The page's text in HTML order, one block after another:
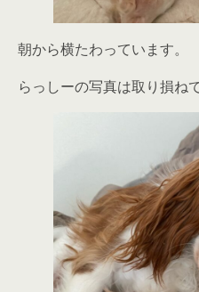
朝から横たわっています。
らっしーの写真は取り損ね